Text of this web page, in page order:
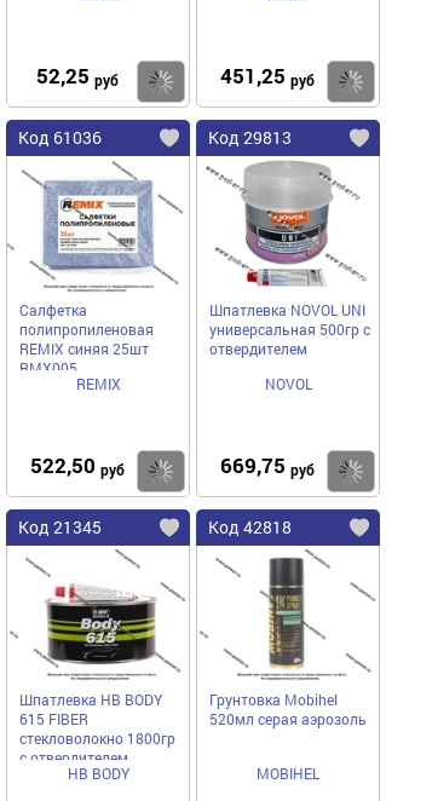
52,25 руб Купить
451,25 руб
Код 61036
Салфетка
полипропиленовая
REMIX синяя 25шт
RMX005
REMIX
522,50 руб Купить
Код 29813
Шпатлевка NOVOL UNI
универсальная 500гр с
отвердителем
NOVOL
669,75 руб
Код 21345
Шпатлевка HB BODY
615 FIBER
стекловолокно 1800гр
с отвердителем
HB BODY
Код 42818
Грунтовка Mobihel
520мл серая аэрозоль
MOBIHEL